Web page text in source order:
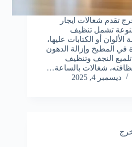
تقدم شغالات ايجار
تشمل تنظيف
الألوان أو الكتابات عليها،
في المطبخ وإزالة الدهون
تلميع النجف وتنظيف
شغالات بالساعة…
ديسمبر 4, 2025